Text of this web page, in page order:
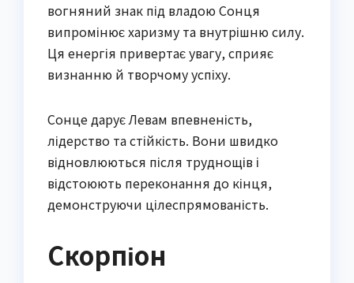
вогняний знак під владою Сонця
випромінює харизму та внутрішню силу.
Ця енергія привертає увагу, сприяє
визнанню й творчому успіху.
Сонце дарує Левам впевненість,
лідерство та стійкість. Вони швидко
відновлюються після труднощів і
відстоюють переконання до кінця,
демонструючи цілеспрямованість.
Скорпіон